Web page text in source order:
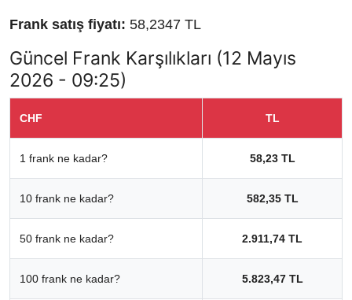
Frank satış fiyatı: 58,2347 TL
Güncel Frank Karşılıkları (12 Mayıs
2026 - 09:25)
CHF TL
1 frank ne kadar? 58,23 TL
10 frank ne kadar? 582,35 TL
50 frank ne kadar? 2.911,74 TL
100 frank ne kadar? 5.823,47 TL